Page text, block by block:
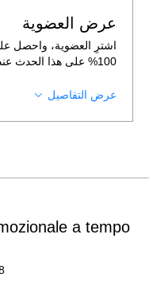
عرض العضوية
اشترِ العضوية، واحصل
100% على هذا الحدث عند الدفع
عرض التفاصيل
a tempo
08